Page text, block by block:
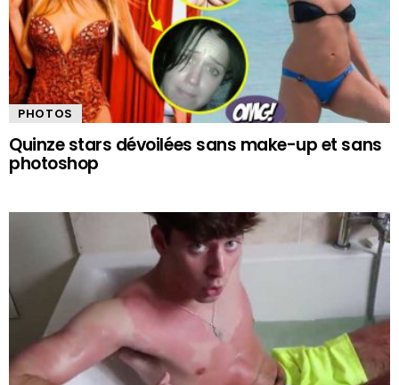
PHOTOS
Quinze stars dévoilées sans make-up et sans
photoshop